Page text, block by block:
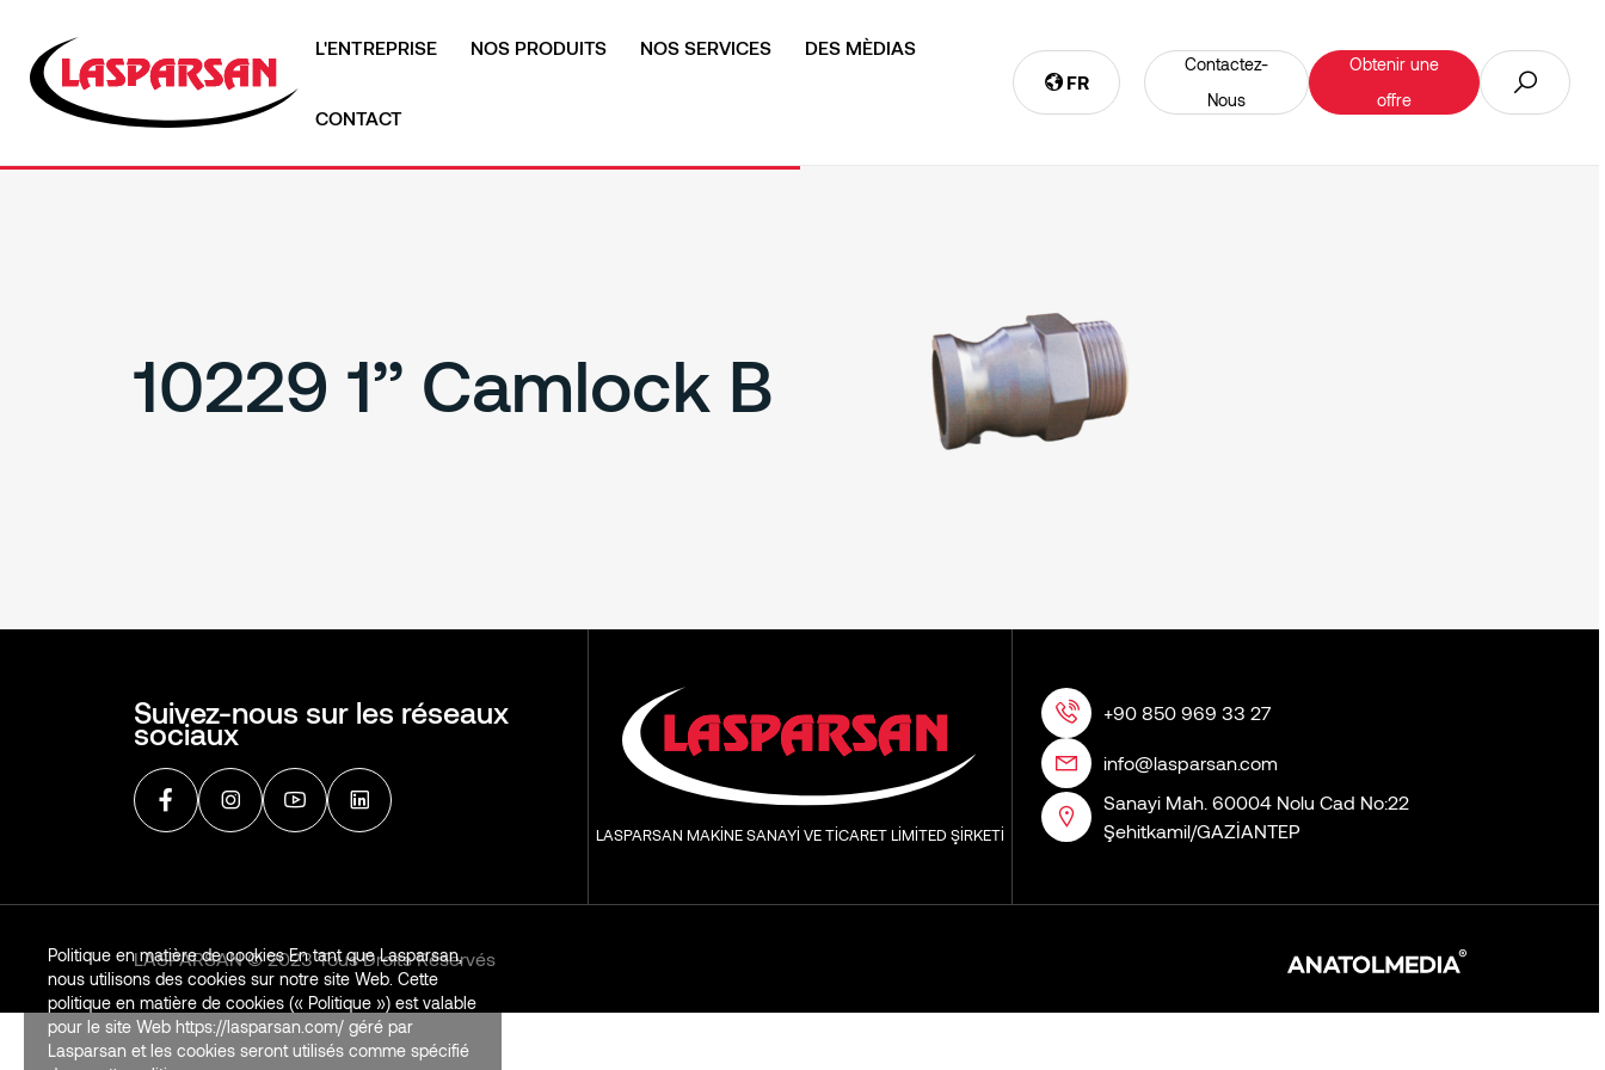
L'ENTREPRISE NOS PRODUITS NOS SERVICES DES MÈDIAS
CONTACT
FR
Contactez-
Nous
Obtenir une
offre
10229 1’’ Camlock B
Suivez-nous sur les réseaux
sociaux
LASPARSAN MAKİNE SANAYİ VE TİCARET LİMİTED ŞİRKETİ
+90 850 969 33 27
info@lasparsan.com
Sanayi Mah. 60004 Nolu Cad No:22
Şehitkamil/GAZİANTEP
LASPARSAN © 2023 Tous Droits Réservés
Politique en matière de cookies En tant que Lasparsan,
nous utilisons des cookies sur notre site Web. Cette
politique en matière de cookies (« Politique ») est valable
pour le site Web https://lasparsan.com/ géré par
Lasparsan et les cookies seront utilisés comme spécifié